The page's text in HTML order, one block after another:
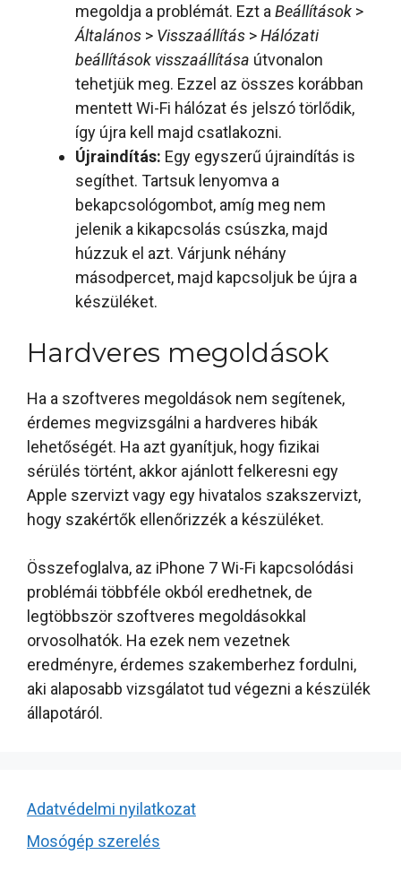
megoldja a problémát. Ezt a Beállítások >
Általános > Visszaállítás >Hálózati
beállítások visszaállítása útvonalon
tehetjük meg. Ezzel az összes korábban
mentett Wi-Fi hálózat és jelszó törlődik,
így újra kell majd csatlakozni.
Újraindítás: Egy egyszerű újraindítás is
segíthet. Tartsuk lenyomva a
bekapcsológombot, amíg meg nem
jelenik a kikapcsolás csúszka, majd
húzzuk el azt. Várjunk néhány
másodpercet, majd kapcsoljuk be újra a
készüléket.
Hardveres megoldások
Ha a szoftveres megoldások nem segítenek,
érdemes megvizsgálni a hardveres hibák
lehetőségét. Ha azt gyanítjuk, hogy fizikai
sérülés történt, akkor ajánlott felkeresni egy
Apple szervizt vagy egy hivatalos szakszervizt,
hogy szakértők ellenőrizzék a készüléket.
Összefoglalva, az iPhone 7 Wi-Fi kapcsolódási
problémái többféle okból eredhetnek, de
legtöbbször szoftveres megoldásokkal
orvosolhatók. Ha ezek nem vezetnek
eredményre, érdemes szakemberhez fordulni,
aki alaposabb vizsgálatot tud végezni a készülék
állapotáról.
Adatvédelmi nyilatkozat
Mosógép szerelés